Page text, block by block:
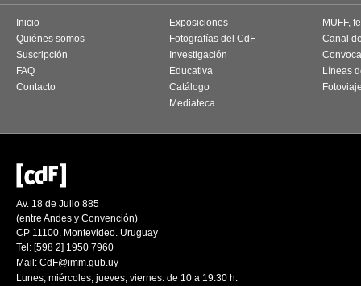
Inicio
Quiénes somos
Suscripción
FAQ
Contacto
Exposiciones
Fotografías del CdF
Investigación
Educativa
Catálogo
Mediateca
MUFF,
Canal
Líneas
Av. 18 de Julio 885
(entre Andes y Convención)
CP 11100. Montevideo. Uruguay
Tel: [598 2] 1950 7960
Mail: CdF@imm.gub.uy
Lunes, miércoles, jueves, viernes: de 10 a 19.30 h.